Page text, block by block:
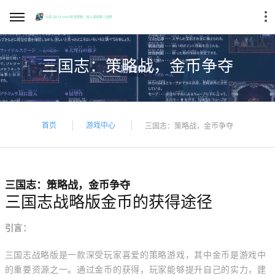
三国志：策略战，金币争夺
首页 游戏中心 三国志：策略战，金币争夺
三国志：策略战，金币争夺
三国志战略版金币的获得途径
引言：
三国志战略版是一款深受玩家喜爱的策略游戏，其中金币是游戏中
的重要资源之一。通过金币的获得，玩家能够提升自己的实力，建